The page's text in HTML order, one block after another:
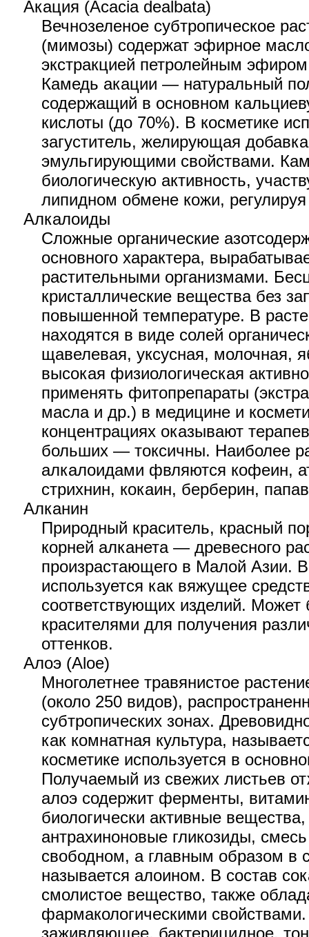
Акация (Acacia dealbata)
Вечнозеленое субтропическое
(мимозы) содержат эфирное
экстракцией петролейным
Камедь акации — натуральный
содержащий в основном
кислоты (до 70%). В косметике
загуститель, желирующая
эмульгирующими свойствами.
биологическую активность,
липидном обмене кожи,
Алкалоиды
Сложные органические
основного характера,
растительными организмами.
кристаллические вещества без
повышенной температуре. В
находятся в виде солей
щавелевая, уксусная, молочная,
высокая физиологическая
применять фитопрепараты
масла и др.) в медицине и
концентрациях оказывают
больших — токсичны. Наиболее
алкалоидами фвляются кофеин,
стрихнин, кокаин, берберин,
Алканин
Природный краситель, красный
корней алканета — древесного
произрастающего в Малой Азии.
используется как вяжущее
соответствующих изделий.
красителями для получения
оттенков.
Алоэ (Aloe)
Многолетнее травянистое
(около 250 видов),
субтропических зонах.
как комнатная культура,
косметике используется в
Получаемый из свежих листьев
алоэ содержит ферменты,
биологически активные
антрахиноновые гликозиды,
свободном, а главным образом в
называется алоином. В состав
смолистое вещество, также
фармакологическими
заживляющее, бактерицидное,